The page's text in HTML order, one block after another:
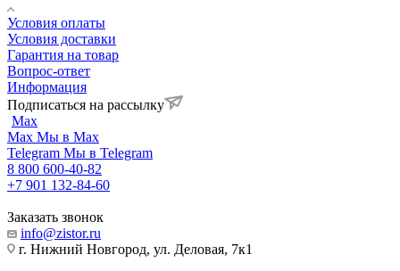
Условия оплаты
Условия доставки
Гарантия на товар
Вопрос-ответ
Информация
Подписаться на рассылку
Max
Max Мы в Max
Telegram Мы в Telegram
8 800 600-40-82
+7 901 132-84-60
Заказать звонок
info@zistor.ru
г. Нижний Новгород, ул. Деловая, 7к1